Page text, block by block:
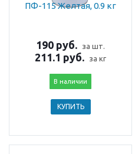
ПФ-115 Желтая, 0.9 кг
190 руб. за шт.
211.1 руб. за кг
В наличии
КУПИТЬ